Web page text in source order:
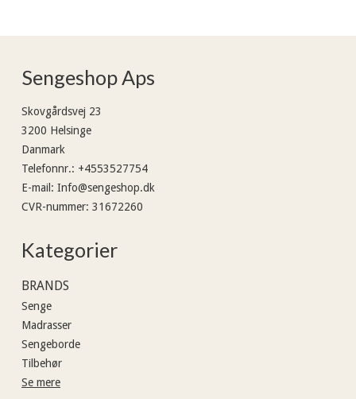
Sengeshop Aps
Skovgårdsvej 23
3200 Helsinge
Danmark
Telefonnr.: +4553527754
E-mail : Info@sengeshop.dk
CVR-nummer: 31672260
Kategorier
BRANDS
Senge
Madrasser
Sengeborde
Tilbehør
Se mere